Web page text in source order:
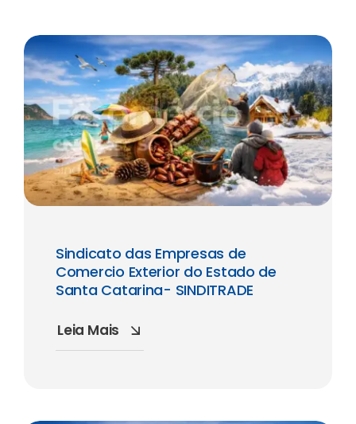
Sindicato das Empresas de
Comercio Exterior do Estado de
Santa Catarina- SINDITRADE
Leia Mais